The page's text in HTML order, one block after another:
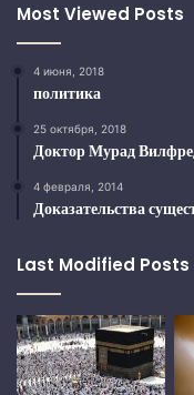
Most Viewed Posts
4 июня, 2018
политика
25 октября, 2018
Доктор Мурад
4 февраля, 2014
Доказательства
Last Modified Posts